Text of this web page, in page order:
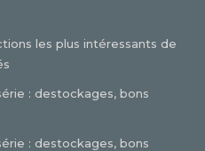
les plus intéressants de
: destockages, bons
: destockages, bons